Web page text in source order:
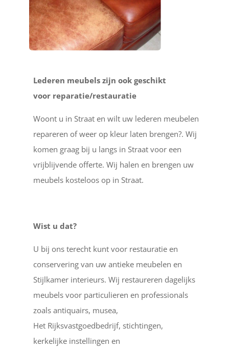
Lederen meubels zijn ook geschikt
voor reparatie/restauratie
Woont u in Straat en wilt uw lederen meubelen
repareren of weer op kleur laten brengen?. Wij
komen graag bij u langs in Straat voor een
vrijblijvende offerte. Wij halen en brengen uw
meubels kosteloos op in Straat.
Wist u dat?
U bij ons terecht kunt voor restauratie en
conservering van uw antieke meubelen en
Stijlkamer interieurs. Wij restaureren dagelijks
meubels voor particulieren en professionals
zoals antiquairs, musea,
Het Rijksvastgoedbedrijf, stichtingen,
kerkelijke instellingen en